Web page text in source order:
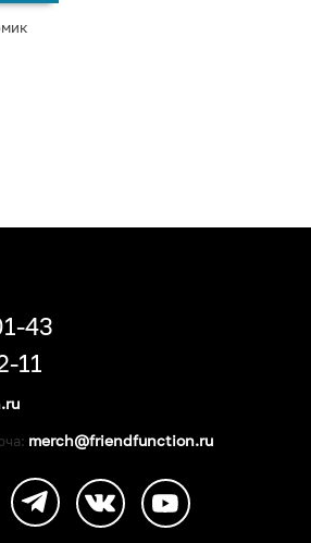
43
11
merch@friendfunction.ru